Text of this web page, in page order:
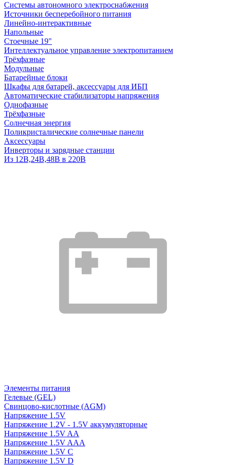
Системы автономного электроснабжения
Источники бесперебойного питания
Линейно-интерактивные
Напольные
Стоечные 19"
Интеллектуальное управление электропитанием
Трёхфазные
Модульные
Батарейные блоки
Шкафы для батарей, аксессуары для ИБП
Автоматические стабилизаторы напряжения
Однофазные
Трёхфазные
Солнечная энергия
Поликристалические солнечные панели
Аксессуары
Инверторы и зарядные станции
Из 12В,24В,48В в 220В
Элементы питания
Гелевые (GEL)
Свинцово-кислотные (AGM)
Напряжение 1.5V
Напряжение 1.2V - 1.5V аккумуляторные
Напряжение 1.5V AA
Напряжение 1.5V AAA
Напряжение 1.5V C
Напряжение 1.5V D